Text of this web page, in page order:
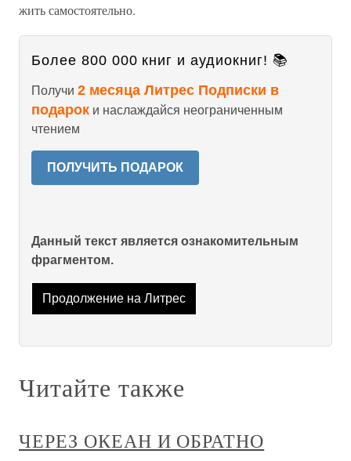
жить самостоятельно.
Более 800 000 книг и аудиокниг! 📚
Получи 2 месяца Литрес Подписки в
подарок и наслаждайся неограниченным
чтением
ПОЛУЧИТЬ ПОДАРОК
Данный текст является ознакомительным
фрагментом.
Продолжение на Литрес
Читайте также
ЧЕРЕЗ ОКЕАН И ОБРАТНО